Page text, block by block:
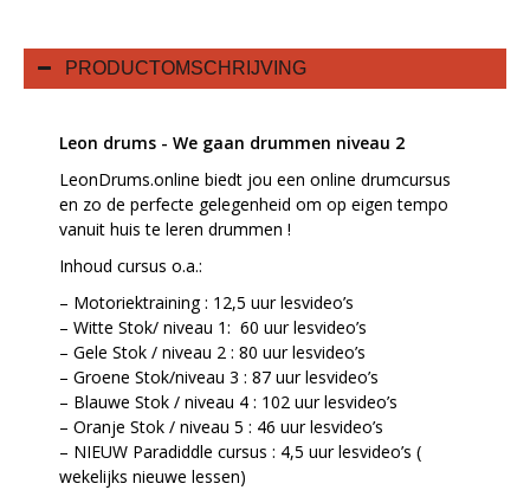
PRODUCTOMSCHRIJVING
Leon drums - We gaan drummen niveau 2
LeonDrums.online biedt jou een online drumcursus
en zo de perfecte gelegenheid om op eigen tempo
vanuit huis te leren drummen !
Inhoud cursus o.a.:
– Motoriektraining : 12,5 uur lesvideo’s
– Witte Stok/ niveau 1: 60 uur lesvideo’s
– Gele Stok / niveau 2 : 80 uur lesvideo’s
– Groene Stok/niveau 3 : 87 uur lesvideo’s
– Blauwe Stok / niveau 4 : 102 uur lesvideo’s
– Oranje Stok / niveau 5 : 46 uur lesvideo’s
– NIEUW Paradiddle cursus : 4,5 uur lesvideo’s (
wekelijks nieuwe lessen)